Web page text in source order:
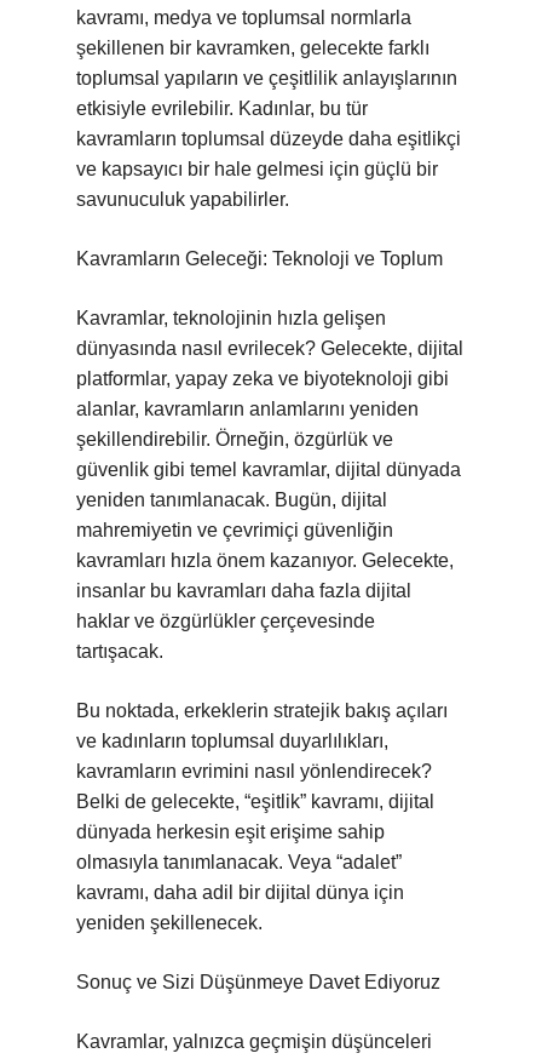
kavramı, medya ve toplumsal normlarla
şekillenen bir kavramken, gelecekte farklı
toplumsal yapıların ve çeşitlilik anlayışlarının
etkisiyle evrilebilir. Kadınlar, bu tür
kavramların toplumsal düzeyde daha eşitlikçi
ve kapsayıcı bir hale gelmesi için güçlü bir
savunuculuk yapabilirler.
Kavramların Geleceği: Teknoloji ve Toplum
Kavramlar, teknolojinin hızla gelişen
dünyasında nasıl evrilecek? Gelecekte, dijital
platformlar, yapay zeka ve biyoteknoloji gibi
alanlar, kavramların anlamlarını yeniden
şekillendirebilir. Örneğin, özgürlük ve
güvenlik gibi temel kavramlar, dijital dünyada
yeniden tanımlanacak. Bugün, dijital
mahremiyetin ve çevrimiçi güvenliğin
kavramları hızla önem kazanıyor. Gelecekte,
insanlar bu kavramları daha fazla dijital
haklar ve özgürlükler çerçevesinde
tartışacak.
Bu noktada, erkeklerin stratejik bakış açıları
ve kadınların toplumsal duyarlılıkları,
kavramların evrimini nasıl yönlendirecek?
Belki de gelecekte, “eşitlik” kavramı, dijital
dünyada herkesin eşit erişime sahip
olmasıyla tanımlanacak. Veya “adalet”
kavramı, daha adil bir dijital dünya için
yeniden şekillenecek.
Sonuç ve Sizi Düşünmeye Davet Ediyoruz
Kavramlar, yalnızca geçmişin düşünceleri